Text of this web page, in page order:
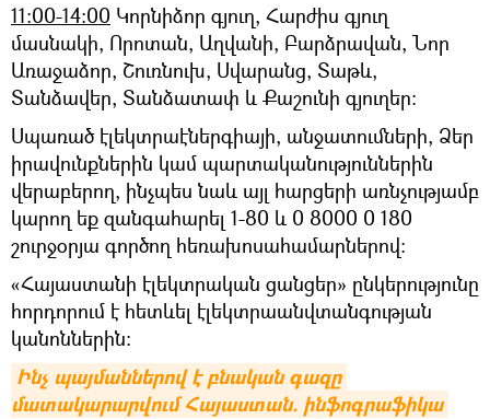
11:00-14:00 Կորնիձոր գյուղ, Հարժիս գյուղ
մասնակի, Որոտան, Աղվանի, Բարձրավան, Նոր
Առաջաձոր, Շուռնուխ, Սվարանց, Տաթև,
Տանձավեր, Տանձատափ և Քաշունի գյուղեր:
Սպառած էլեկտրաէներգիայի, անջատումների, Ձեր
իրավունքներին կամ պարտականություններին
վերաբերող, ինչպես նաև այլ հարցերի առնչությամբ
կարող եք զանգահարել 1-80 և 0 8000 0 180
շուրջօրյա գործող հեռախոսահամարներով:
«Հայաստանի էլեկտրական ցանցեր» ընկերությունը
հորդորում է հետևել էլեկտրաանվտանգության
կանոններին:
Ինչ պայմաններով է բնական գազը
մատակարարվում Հայաստան. ինֆոգրաֆիկա